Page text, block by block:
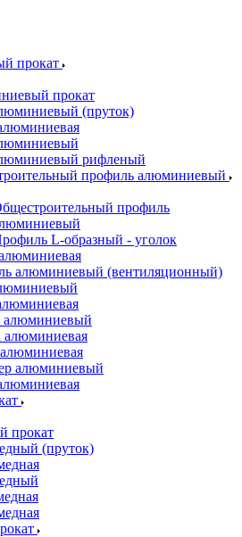
прокат
прокат
(пруток)
рифленый
профиль алюминиевый
профиль
L-образный - уголок
алюминиевый (вентиляционный)
алюминиевый
алюминиевая
алюминиевый
прокат
(пруток)